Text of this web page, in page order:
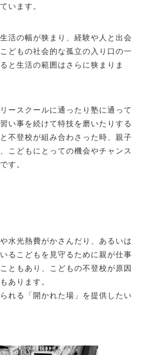
います。
活の幅が狭まり、経験や人と出会
どもの社会的な孤立の入り口の一
と生活の範囲はさらに狭まりま
ースクールに通ったり塾に通って
い事を続けて特技を磨いたりする
不登校が組み合わさった時、親子
こどもにとっての機会やチャンス
す。
水光熱費がかさんだり、あるいは
るこどもを見守るために親が仕事
ともあり、こどもの不登校が原因
あります。
れる「開かれた場」を提供したい